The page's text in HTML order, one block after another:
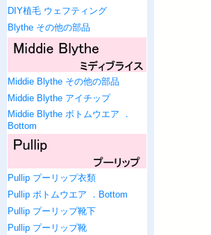
DIY植毛 ウェフティング
Blythe その他の部品
Middie Blythe その他の部品
Middie Blythe アイチップ
Middie Blythe ボトムウエア ．
Bottom
Pullip プーリップ衣類
Pullip ボトムウエア ．Bottom
Pullip プーリップ靴下
Pullip プーリップ靴